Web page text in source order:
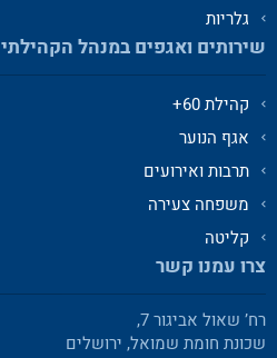
גלריות
שירותים ואגפים במנהל הקהילתי
קהילת 60+
אגף הנוער
תרבות ואירועים
משפחה צעירה
קליטה
צרו עמנו קשר
רח’ שאול אביגור 7,
שכונת חומת שמואל, ירושלים